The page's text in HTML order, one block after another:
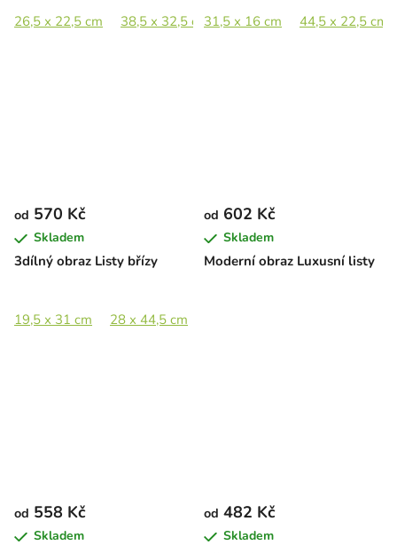
26,5 x 22,5 cm 38,5 x 32,5 cm 53 x 44,5 cm 77,5 x 65
31,5 x 16 cm 44,5 x 22,5 cm
3dílný obraz Listy břízy
od 570 Kč
Skladem
19,5 x 31 cm 28 x 44,5 cm
Moderní obraz Luxusní listy
od 602 Kč
Skladem
od 558 Kč
Skladem
od 482 Kč
Skladem